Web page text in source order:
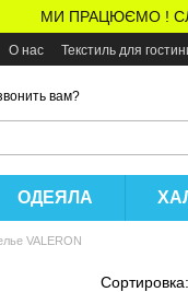
МИ ПРАЦЮЄМО !
О нас Текстиль для
вам?
ОДЕЯЛА
VALERON
Сортировка: